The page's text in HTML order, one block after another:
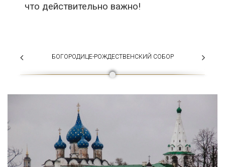
что действительно важно!
БОГОРОДИЦЕ-РОЖДЕСТВЕНСКИЙ СОБОР